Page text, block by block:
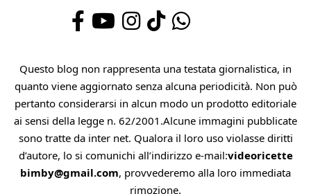
Questo blog non rappresenta una testata giornalistica, in
quanto viene aggiornato senza alcuna periodicità. Non può
pertanto considerarsi in alcun modo un prodotto editoriale
ai sensi della legge n. 62/2001.Alcune immagini pubblicate
sono tratte da inter net. Qualora il loro uso violasse diritti
d’autore, lo si comunichi all’indirizzo e-mail:videoricette
bimby@gmail.com, provvederemo alla loro immediata
rimozione.